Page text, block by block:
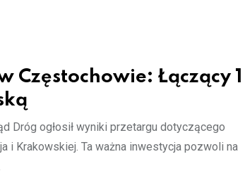
Częstochowie: Łączący 1
Dróg ogłosił wyniki przetargu dotyczącego
i Krakowskiej. Ta ważna inwestycja pozwoli na